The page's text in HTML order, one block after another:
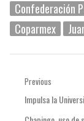
Confederación
Coparmex
Navegación
Previous
Previous
Impulsa la